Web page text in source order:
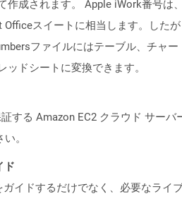
成されます。 Apple iWork番号は
スイートに相当します。した
ファイルにはテーブル、チャ
ドシートに変換できます。
する Amazon EC2 クラウド サー
。
ド
イドするだけでなく、必要なライ